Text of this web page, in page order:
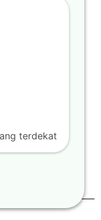
take over
Finance.
apapun?
terdekat